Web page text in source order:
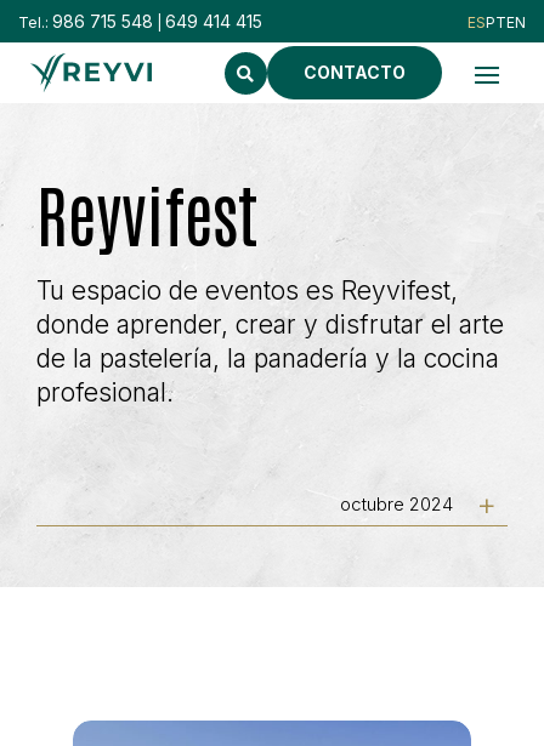
Tel.: 986 715 548 649 414 415
CONTACTO
Reyvifest
Tu espacio de eventos es Reyvifest,
donde aprender, crear y disfrutar el arte
de la pastelería, la panadería y la cocina
profesional.
octubre 2024